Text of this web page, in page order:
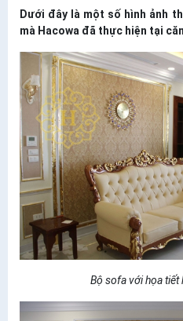
Dưới đây là một số hình ảnh
mà Hacowa đã thực hiện tại
Bộ sofa với họa tiết